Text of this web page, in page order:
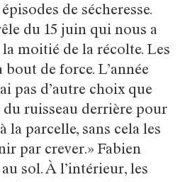
de sécheresse.
du 15 juin qui nous a
moitié de la récolte. Les
de force. L’année
pas d’autre choix que
du ruisseau derrière pour
la parcelle, sans cela les
par crever.» Fabien
sol. À l’intérieur, les